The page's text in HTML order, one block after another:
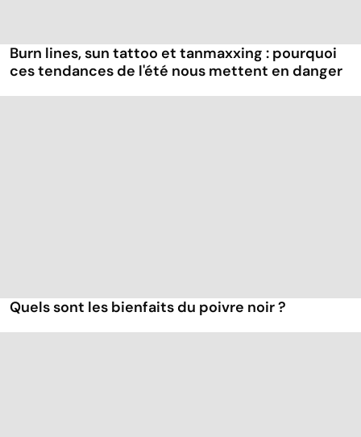
Burn lines, sun tattoo et tanmaxxing : pourquoi
ces tendances de l'été nous mettent en danger
Quels sont les bienfaits du poivre noir ?